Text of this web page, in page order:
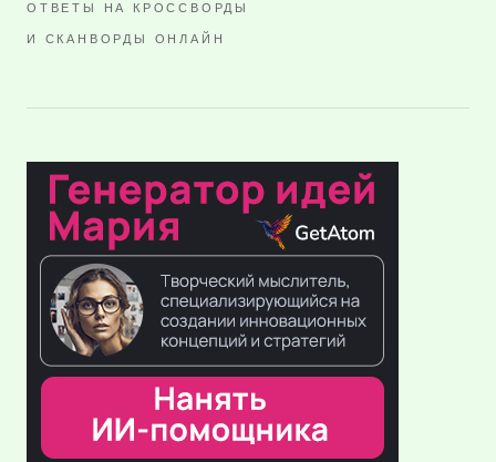
ОТВЕТЫ НА КРОССВОРДЫ
И СКАНВОРДЫ ОНЛАЙН